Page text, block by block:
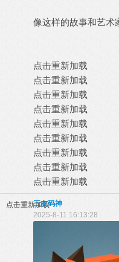
像这样的故事和艺术
点击重新加载
点击重新加载
点击重新加载
点击重新加载
点击重新加载
点击重新加载
点击重新加载
点击重新加载
点击重新加载
点击重新加载
三友码神
2025-8-11 16:13:28